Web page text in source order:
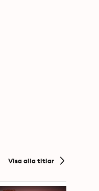
Visa alla titlar